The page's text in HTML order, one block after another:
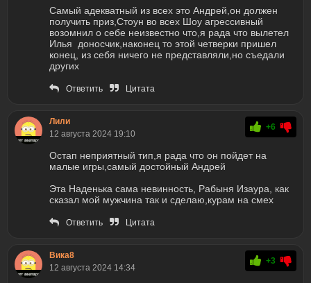
Самый адекватный из всех это Андрей,он должен
получить приз,Стоун во всех Шоу агрессивный
возомнил о себе неизвестно что,я рада что вылетел
Илья доносчик,наконец то этой четверки пришел
конец, из себя ничего не представляли,но съедали
других
Ответить Цитата
Лили
12 августа 2024 19:10
+6
Остап неприятный тип,я рада что он пойдет на
малые игры,самый достойный Андрей
Эта Наденька сама невинность, Рабыня Изаура, как
сказал мой мужчина так и сделаю,курам на смех
Ответить Цитата
Вика8
12 августа 2024 14:34
+3